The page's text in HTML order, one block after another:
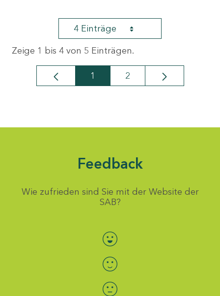
4 Einträge
Zeige 1 bis 4 von 5 Einträgen.
Seite
1 Seite
2
Feedback
Wie zufrieden sind Sie mit der Website der
SAB?
Bewertung auswählen